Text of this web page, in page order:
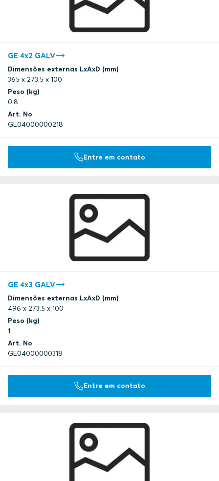
GE 4x2 GALV
Dimensões externas LxAxD (mm)
365 x 273.5 x 100
Peso (kg)
0.8
Art. No
GE04000000218
Entre em contato
GE 4x3 GALV
Dimensões externas LxAxD (mm)
496 x 273.5 x 100
Peso (kg)
1
Art. No
GE04000000318
Entre em contato